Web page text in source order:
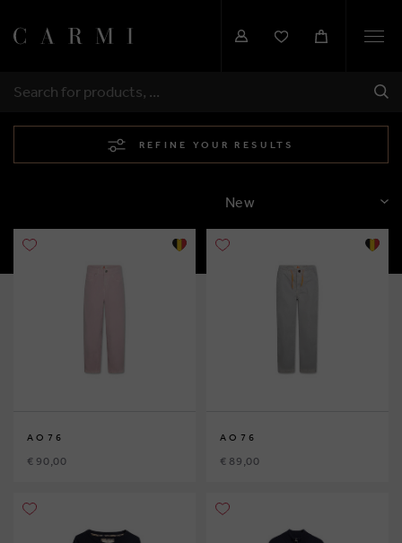
SEARCH
REFINE YOUR RESULTS
SORT
AO76
€ 90,00
AO76
€ 89,00